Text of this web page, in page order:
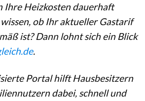
Ihre Heizkosten dauerhaft
ob Ihr aktueller Gastarif
ist? Dann lohnt sich ein Blick
.
Portal hilft Hausbesitzern
dabei, schnell und